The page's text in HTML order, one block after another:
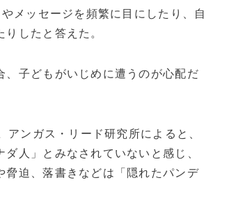
メッセージを頻繁に目にしたり、自
したと答えた。
子どもがいじめに遭うのが心配だ
ンガス・リード研究所によると、
人」とみなされていないと感じ、
脅迫、落書きなどは「隠れたパンデ